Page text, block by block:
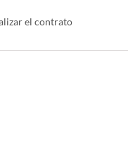
el contrato